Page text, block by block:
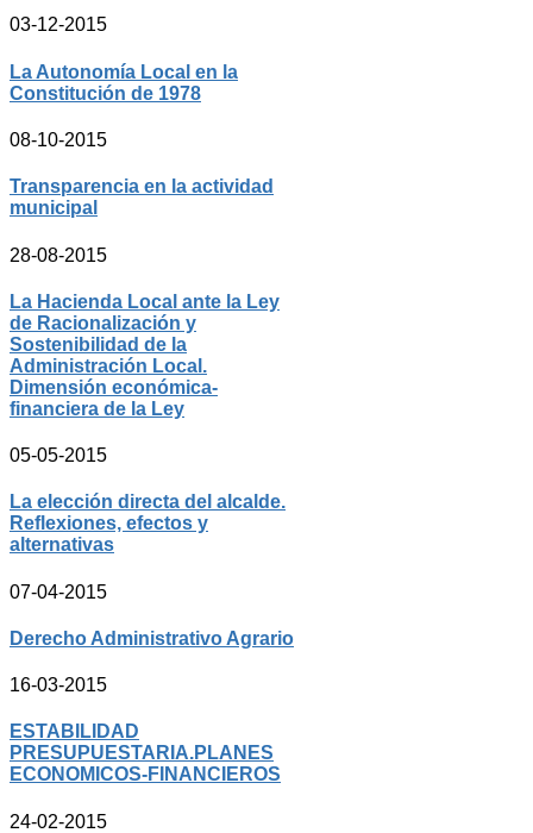
03-12-2015
La Autonomía Local en la
Constitución de 1978
08-10-2015
Transparencia en la actividad
municipal
28-08-2015
La Hacienda Local ante la Ley
de Racionalización y
Sostenibilidad de la
Administración Local.
Dimensión económica-
financiera de la Ley
05-05-2015
La elección directa del alcalde.
Reflexiones, efectos y
alternativas
07-04-2015
Derecho Administrativo Agrario
16-03-2015
ESTABILIDAD
PRESUPUESTARIA.PLANES
ECONOMICOS-FINANCIEROS
24-02-2015